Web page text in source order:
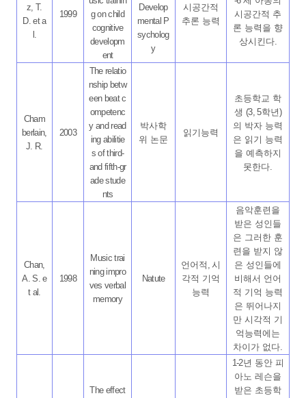
z, T.
D. et a
l.
1999
g on child
cognitive
developm
ent
Develop
mental P
sycholog
y
시공간적
추론 능력
시공간적 추
론 능력을 향
상시킨다.
Cham
berlain,
J. R.
2003
The relatio
nship betw
een beat c
ompetenc
y and read
ing abilitie
s of third-
and fifth-gr
ade stude
nts
박사학
위 논문
읽기능력
초등학교 학
생 (3, 5학년)
의 박자 능력
은 읽기 능력
을 예측하지
못한다.
Chan,
A. S. e
t al.
1998
Music trai
ning impro
ves verbal
memory
Natute
언어적 ,시
각적 기억
능력
음악훈련을
받은 성인들
은 그러한 훈
련을 받지 않
은 성인들에
비해서 언어
적 기억 능력
은 뛰어나지
만 시각적 기
억능력에는
차이가 없다.
The effect
1-2년 동안 피
아노 레슨을
받은 초등학